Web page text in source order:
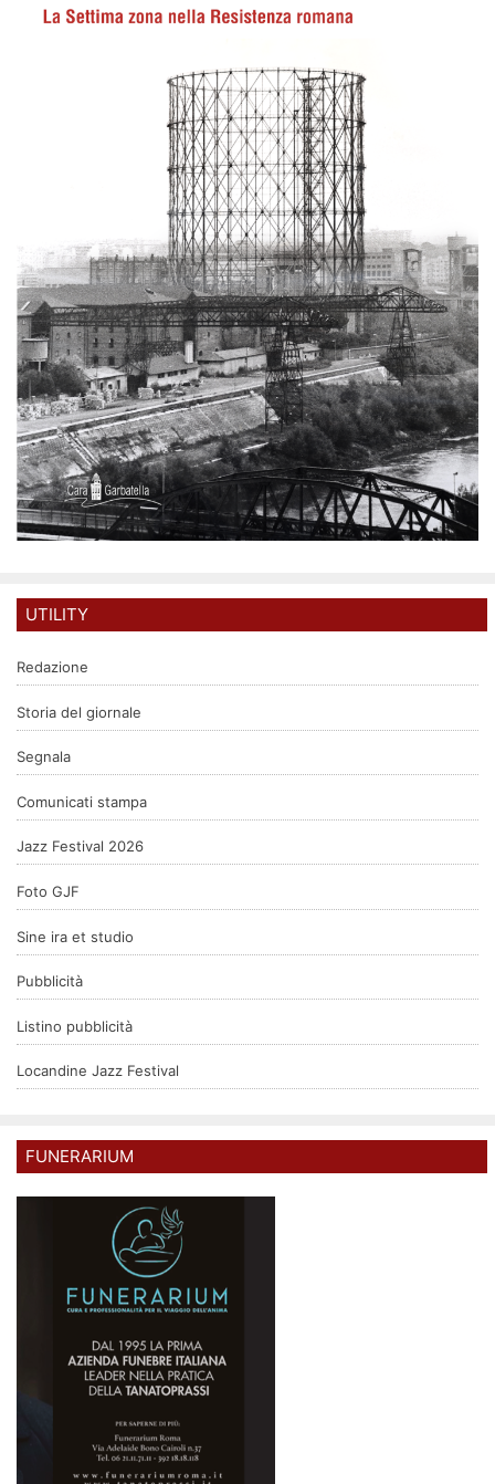
UTILITY
Redazione
Storia del giornale
Segnala
Comunicati stampa
Jazz Festival 2026
Foto GJF
Sine ira et studio
Pubblicità
Listino pubblicità
Locandine Jazz Festival
FUNERARIUM